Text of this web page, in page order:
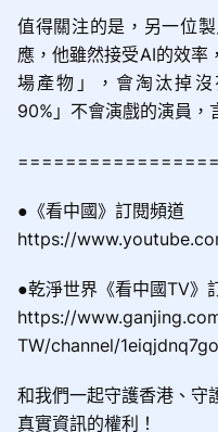
值得關注的是，另一位
應，他雖然接受AI的效率
場產物」，會淘汰掉
90%」不會演戲的演員，
●《看中國》訂閱頻道
https://
●乾淨世界《看中國TV》
https://
TW/channel/
和我們一起守護香港、守
真實資訊的權利！